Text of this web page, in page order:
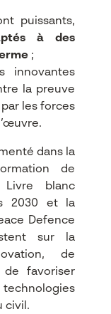
puissants,
à des
;
innovantes
la preuve
les forces
dans la
de
blanc
2030 et la
Defence
sur la
de
de favoriser
civil.​